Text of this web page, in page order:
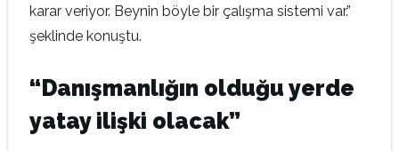
karar veriyor. Beynin böyle bir çalışma sistemi var.”
şeklinde konuştu.
“Danışmanlığın olduğu yerde
yatay ilişki olacak”